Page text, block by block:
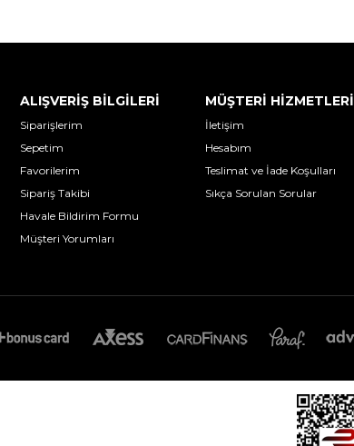
ALIŞVERİŞ BİLGİLERİ
Siparişlerim
Sepetim
Favorilerim
Sipariş Takibi
Havale Bildirim Formu
Müşteri Yorumları
MÜŞTERİ HİZMETLERİ
İletişim
Hesabım
Teslimat ve İade Koşulları
Sıkça Sorulan Sorular